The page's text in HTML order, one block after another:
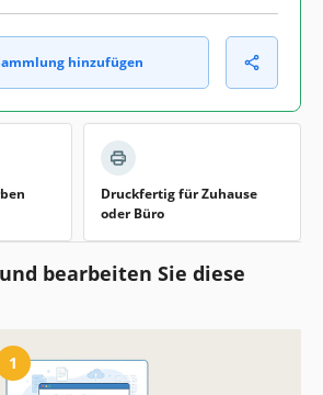
hinzufügen
Druckfertig für Zuhause
oder Büro
bearbeiten Sie diese
1